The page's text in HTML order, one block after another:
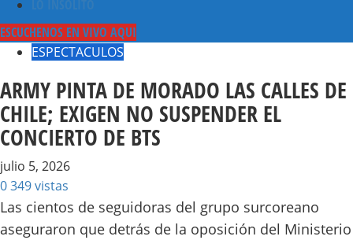
ESCUCHENOS EN VIVO AQUI
ESPECTACULOS
ARMY PINTA DE MORADO LAS CALLES DE
CHILE; EXIGEN NO SUSPENDER EL
CONCIERTO DE BTS
julio 5, 2026
0349 vistas
Las cientos de seguidoras del grupo surcoreano
aseguraron que detrás de la oposición del Ministerio